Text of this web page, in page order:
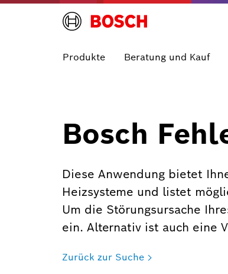
Produkte Beratung und Kauf
Bosch
Diese Anwendung bietet
Heizsysteme und listet
Um die Störungsursache
ein. Alternativ ist auch eine
Zurück zur Suche